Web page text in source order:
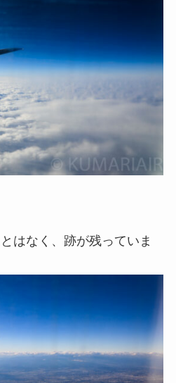
はなく、跡が残っていま